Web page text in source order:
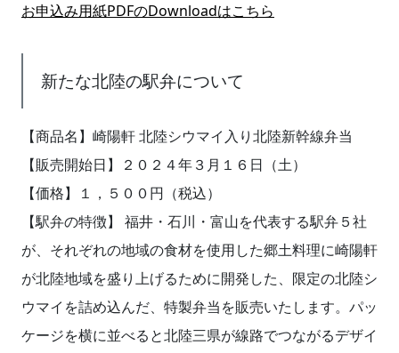
お申込み用紙PDFのDownloadはこちら
新たな北陸の駅弁について
【商品名】崎陽軒 北陸シウマイ入り北陸新幹線弁当
【販売開始日】２０２４年３月１６日（土）
【価格】１，５００円（税込）
【駅弁の特徴】 福井・石川・富山を代表する駅弁５社
が、それぞれの地域の食材を使用した郷土料理に崎陽軒
が北陸地域を盛り上げるために開発した、限定の北陸シ
ウマイを詰め込んだ、特製弁当を販売いたします。パッ
ケージを横に並べると北陸三県が線路でつながるデザイ